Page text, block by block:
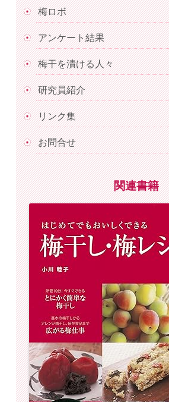
梅ロボ
アンケート結果
梅干を漬ける人々
研究員紹介
リンク集
お問合せ
関連書籍